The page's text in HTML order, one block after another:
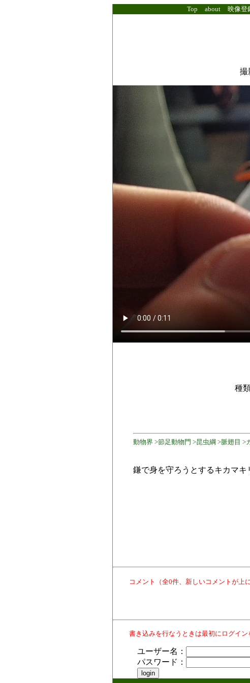
Top about 映像登
撮
種
動物界 >節足動物門 >昆虫綱 >脈翅目
鎌で身を守ろうとするキカマキ
コメント（全0件、新しいコメントが上
書き込みを行なうときは最初にログイン
ユーザー名：
パスワード：